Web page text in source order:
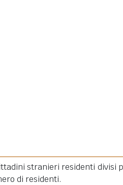
stranieri residenti divisi
di residenti.